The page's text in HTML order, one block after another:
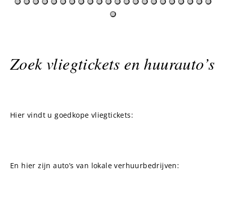
Zoek vliegtickets en huurauto’s
Hier vindt u goedkope vliegtickets:
En hier zijn auto’s van lokale verhuurbedrijven: